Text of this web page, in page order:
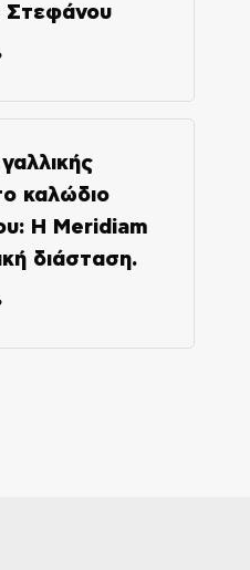
Στεφάνου
καλώδιο
Η Meridiam
διάσταση.